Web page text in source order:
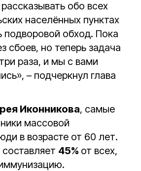
обо всех
населённых пунктах
подворовой обход. Пока
сбоев, но теперь задача
раза, и мы с вами
– подчеркнул глава
Иконникова, самые
массовой
в возрасте от 60 лет.
45% от всех,